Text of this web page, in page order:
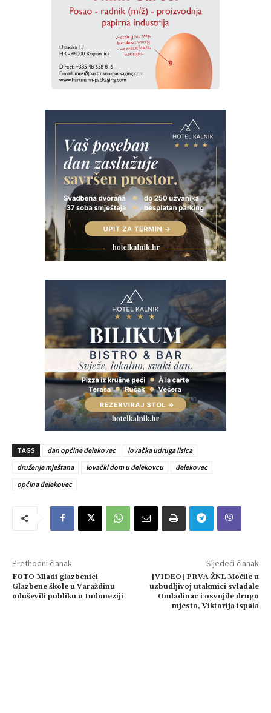
TAGS dan općine đelekovec
lovačka udruga lisica
druženje mještana
lovački dom u đelekovcu
đelekovec
općina đelekovec
Prethodni članak
FOTO Mladi glazbenici
Glazbene škole u Varaždinu
oduševili publiku u Indoneziji
Sljedeći članak
[VIDEO] PRVA ŽNL Močile u
uzbudljivoj utakmici svladale
Omladinac i osvojile drugo
mjesto, Viktorija ispala